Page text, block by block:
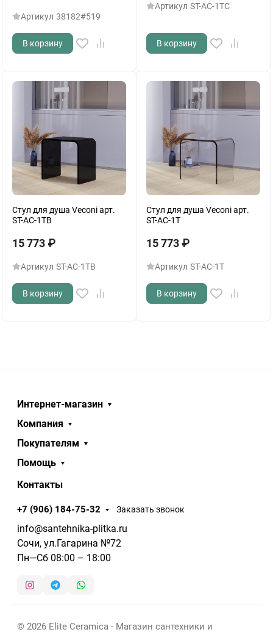
Артикул 38182#519
В корзину
Артикул ST-AC-1TС
В корзину
Стул для душа Veconi арт.
ST-AC-1TB
15 773 ₽
Артикул ST-AC-1TB
В корзину
Стул для душа Veconi арт.
ST-AC-1T
15 773 ₽
Артикул ST-AC-1T
В корзину
Интернет-магазин
Компания
Покупателям
Помощь
Контакты
+7 (906) 184-75-32 Заказать звонок
info@santehnika-plitka.ru
Сочи, ул.Гагарина №72
Пн—Сб 08:00 – 18:00
© 2026 Elite Ceramica - Магазин сантехники и